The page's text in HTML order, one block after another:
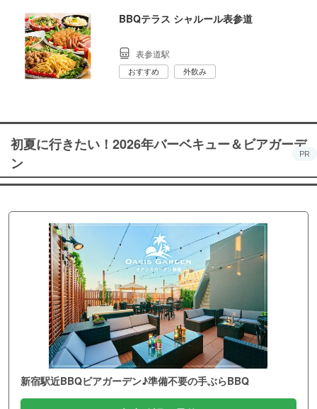
BBQテラス シャルール表参道
表参道駅
おすすめ 外飲み
初夏に行きたい！2026年バーベキュー＆ビアガーデ
ン
PR
新宿駅近BBQビアガーデン♪準備不要の手ぶらBBQ